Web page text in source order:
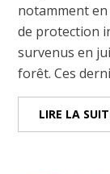
notamment
de protection
survenus en
forêt. Ces
LIRE LA